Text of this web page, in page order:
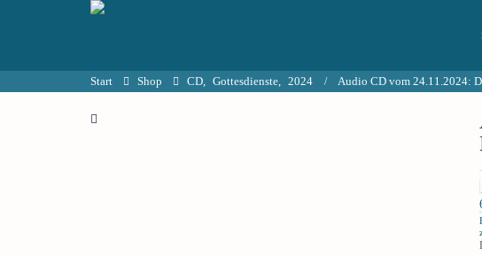
Start Shop CD, Gottesdienste, 2024 Audio CD vom 24.11.2024: